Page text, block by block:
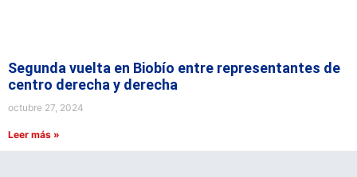
Segunda vuelta en Biobío entre representantes de
centro derecha y derecha
octubre 27, 2024
Leer más »